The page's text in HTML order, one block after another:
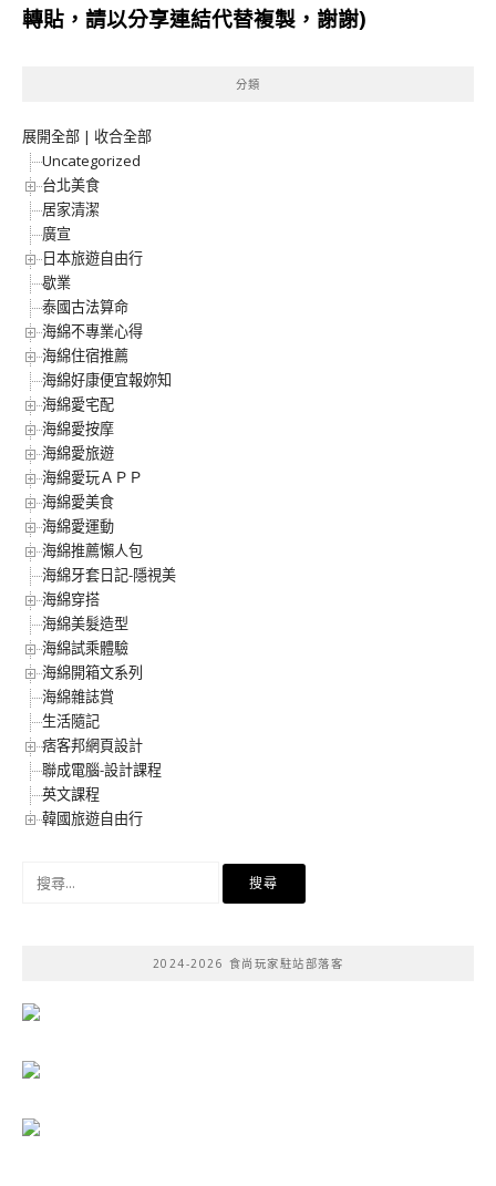
轉貼，請以分享連結代替複製，謝謝)
分類
展開全部 | 收合全部
Uncategorized
台北美食
居家清潔
廣宣
日本旅遊自由行
歇業
泰國古法算命
海綿不專業心得
海綿住宿推薦
海綿好康便宜報妳知
海綿愛宅配
海綿愛按摩
海綿愛旅遊
海綿愛玩ＡＰＰ
海綿愛美食
海綿愛運動
海綿推薦懶人包
海綿牙套日記-隱視美
海綿穿搭
海綿美髮造型
海綿試乘體驗
海綿開箱文系列
海綿雜誌賞
生活隨記
痞客邦網頁設計
聯成電腦-設計課程
英文課程
韓國旅遊自由行
2024-2026 食尚玩家駐站部落客